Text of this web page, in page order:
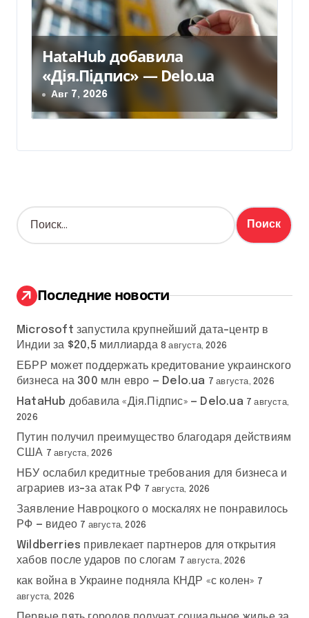
HataHub добавила
«Дія.Підпис» — Delo.ua
Авг 7, 2026
Н
а
:
Последние новости
Microsoft запустила крупнейший дата-центр в
Индии за $20,5 миллиарда 8 августа, 2026
ЕБРР может поддержать кредитование украинского
бизнеса на 300 млн евро — Delo.ua 7 августа, 2026
HataHub добавила «Дія.Підпис» — Delo.ua 7 августа,
2026
Путин получил преимущество благодаря действиям
США 7 августа, 2026
НБУ ослабил кредитные требования для бизнеса и
аграриев из-за атак РФ 7 августа, 2026
Заявление Навроцкого о москалях не понравилось
РФ — видео 7 августа, 2026
Wildberries привлекает партнеров для открытия
хабов после ударов по слогам 7 августа, 2026
как война в Украине подняла КНДР «с колен» 7
августа, 2026